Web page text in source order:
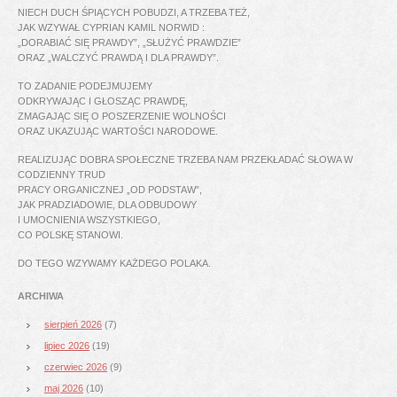
NIECH DUCH ŚPIĄCYCH POBUDZI, A TRZEBA TEŻ,
JAK WZYWAŁ CYPRIAN KAMIL NORWID :
„DORABIAĆ SIĘ PRAWDY”, „SŁUŻYĆ PRAWDZIE”
ORAZ „WALCZYĆ PRAWDĄ I DLA PRAWDY”.
TO ZADANIE PODEJMUJEMY
ODKRYWAJĄC I GŁOSZĄC PRAWDĘ,
ZMAGAJĄC SIĘ O POSZERZENIE WOLNOŚCI
ORAZ UKAZUJĄC WARTOŚCI NARODOWE.
REALIZUJĄC DOBRA SPOŁECZNE TRZEBA NAM PRZEKŁADAĆ SŁOWA W
CODZIENNY TRUD
PRACY ORGANICZNEJ „OD PODSTAW”,
JAK PRADZIADOWIE, DLA ODBUDOWY
I UMOCNIENIA WSZYSTKIEGO,
CO POLSKĘ STANOWI.
DO TEGO WZYWAMY KAŻDEGO POLAKA.
ARCHIWA
sierpień 2026 (7)
lipiec 2026 (19)
czerwiec 2026 (9)
maj 2026 (10)